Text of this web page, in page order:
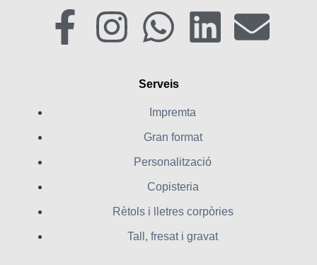
Serveis
Impremta
Gran format
Personalització
Copisteria
Rètols i lletres corpòries
Tall, fresat i gravat